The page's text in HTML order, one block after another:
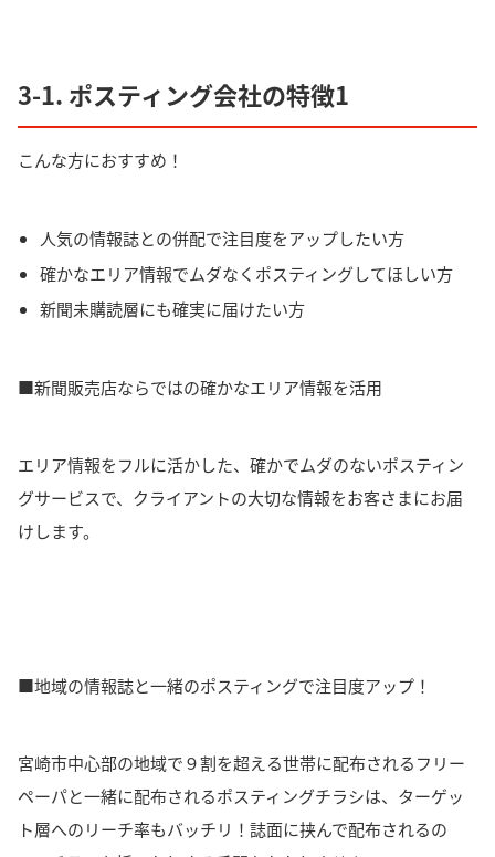
3-1. ポスティング会社の特徴1
こんな方におすすめ！
人気の情報誌との併配で注目度をアップしたい方
確かなエリア情報でムダなくポスティングしてほしい方
新聞未購読層にも確実に届けたい方
■新聞販売店ならではの確かなエリア情報を活用
エリア情報をフルに活かした、確かでムダのないポスティン
グサービスで、クライアントの大切な情報をお客さまにお届
けします。
■地域の情報誌と一緒のポスティングで注目度アップ！
宮崎市中心部の地域で９割を超える世帯に配布されるフリー
ペーパと一緒に配布されるポスティングチラシは、ターゲッ
ト層へのリーチ率もバッチリ！ 誌面に挟んで配布されるの